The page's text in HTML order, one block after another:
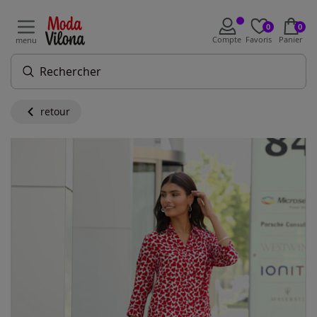
menu Compte
0
Favoris
0
Panier
retour